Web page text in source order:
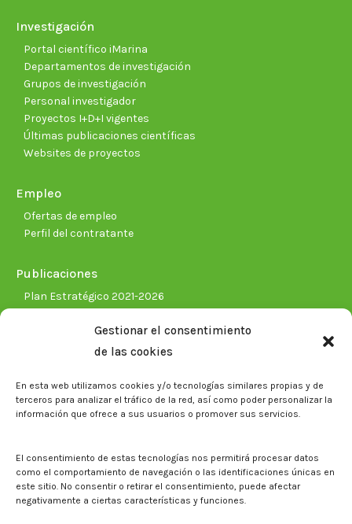
Gestionar el consentimiento
de las cookies
En esta web utilizamos cookies y/o tecnologías similares propias y de
terceros para analizar el tráfico de la red, así como poder personalizar la
información que ofrece a sus usuarios o promover sus servicios.
El consentimiento de estas tecnologías nos permitirá procesar datos
como el comportamiento de navegación o las identificaciones únicas en
este sitio. No consentir o retirar el consentimiento, puede afectar
negativamente a ciertas características y funciones.
Investigación
Portal científico iMarina
Departamentos de investigación
Grupos de investigación
Personal investigador
Proyectos I+D+I vigentes
Últimas publicaciones científicas
Websites de proyectos
Empleo
Ofertas de empleo
Perfil del contratante
Publicaciones
Plan Estratégico 2021-2026
Biblioteca. Repositorio CITAREA
Eventos
Boletín electrónico cita2
Contacto